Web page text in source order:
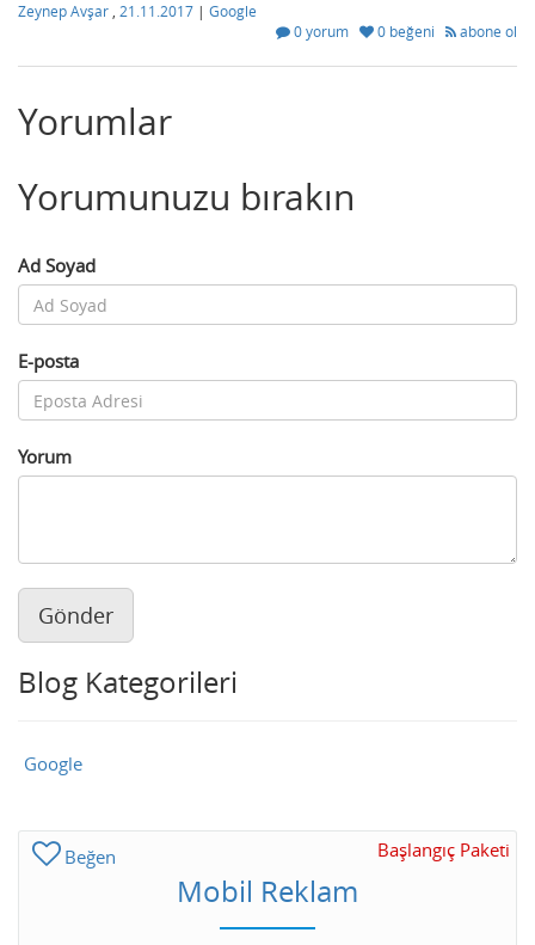
Zeynep Avşar 21.11.2017 | Google
0 yorum
0 beğeni abone ol
Yorumlar
Yorumunuzu bırakın
Ad Soyad
E-posta
Yorum
Gönder
Blog Kategorileri
Google
Beğen Başlangıç Paketi
Mobil Reklam